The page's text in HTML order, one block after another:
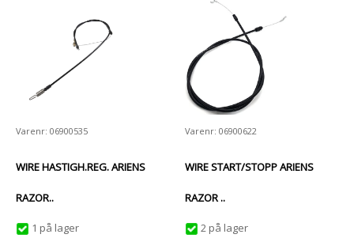
Varenr: 06900535
WIRE HASTIGH.REG. ARIENS
RAZOR..
1 på lager
Varenr: 06900622
WIRE START/STOPP ARIENS
RAZOR ..
2 på lager